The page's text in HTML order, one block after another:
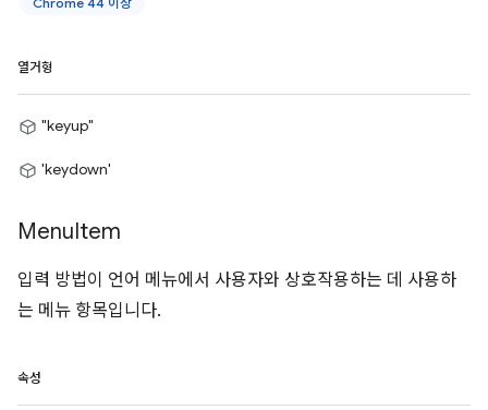
열거형
"keyup"
'keydown'
MenuItem
입력 방법이 언어 메뉴에서 사용자와 상호작용하는 데 사용하
는 메뉴 항목입니다.
속성